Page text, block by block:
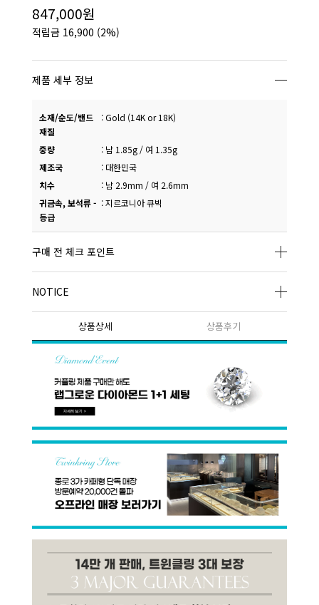
847,000원
적립금 16,900 (2%)
제품 세부 정보
소재/순도/밴드
재질
:Gold (14K or 18K)
중량 : 남 1.85g / 여 1.35g
제조국
: 대한민국
치수
: 남 2.9mm / 여 2.6mm
귀금속, 보석류 -
등급
:지르코니아 큐빅
구매 전 체크 포인트
NOTICE
상품상세 상품후기